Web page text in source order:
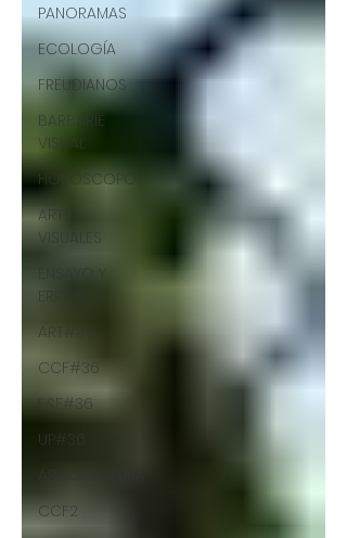
PANORAMAS
ECOLOGÍA
FREUDIANOS
BARBARIE
VISUAL
HORÓSCOPO
ARTES
VISUALES
ENSAYO Y
ERROR
ART#36
CCF#36
E&E#36
UP#36
ARQUITECTURA
CCF2